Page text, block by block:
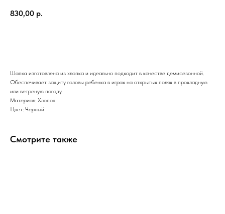
830,00 р.
Шапка изготовлена из хлопка и идеально подходит в качестве демисезонной.
Обеспечивает защиту головы ребенка в играх на открытых полях в прохладную
или ветреную погоду.
Материал: Хлопок
Цвет: Черный
Смотрите также